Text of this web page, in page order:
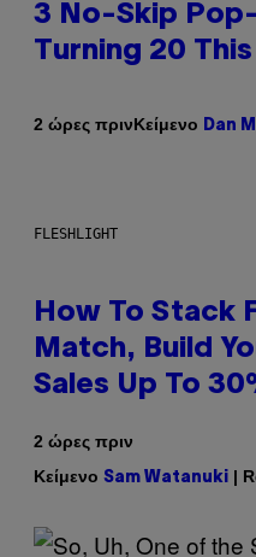
3 No-Skip
Turning 20 This
2 ώρες πρινΚείμενο Dan
FLESHLIGHT
How To Stack
Match, Build
Sales Up To
2 ώρες πριν
Κείμενο Sam Watanuki |